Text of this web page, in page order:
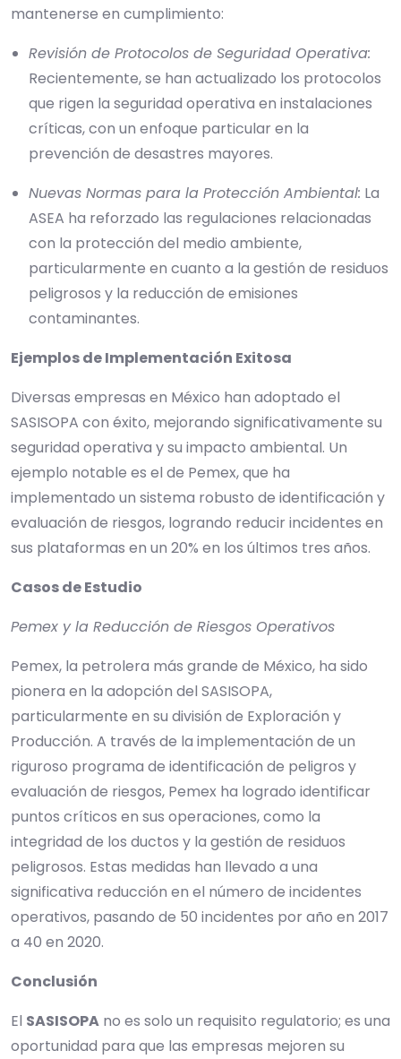
mantenerse en cumplimiento:
Revisión de Protocolos de Seguridad Operativa:
Recientemente, se han actualizado los protocolos
que rigen la seguridad operativa en instalaciones
críticas, con un enfoque particular en la
prevención de desastres mayores.
Nuevas Normas para la Protección Ambiental: La
ASEA ha reforzado las regulaciones relacionadas
con la protección del medio ambiente,
particularmente en cuanto a la gestión de residuos
peligrosos y la reducción de emisiones
contaminantes.
Ejemplos de Implementación Exitosa
Diversas empresas en México han adoptado el
SASISOPA con éxito, mejorando significativamente su
seguridad operativa y su impacto ambiental. Un
ejemplo notable es el de Pemex, que ha
implementado un sistema robusto de identificación y
evaluación de riesgos, logrando reducir incidentes en
sus plataformas en un 20% en los últimos tres años.
Casos de Estudio
Pemex y la Reducción de Riesgos Operativos
Pemex, la petrolera más grande de México, ha sido
pionera en la adopción del SASISOPA,
particularmente en su división de Exploración y
Producción. A través de la implementación de un
riguroso programa de identificación de peligros y
evaluación de riesgos, Pemex ha logrado identificar
puntos críticos en sus operaciones, como la
integridad de los ductos y la gestión de residuos
peligrosos. Estas medidas han llevado a una
significativa reducción en el número de incidentes
operativos, pasando de 50 incidentes por año en 2017
a 40 en 2020.
Conclusión
El SASISOPA no es solo un requisito regulatorio; es una
oportunidad para que las empresas mejoren su